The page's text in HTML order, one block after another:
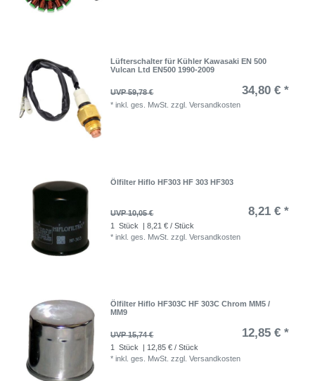
Lüfterschalter für Kühler Kawasaki EN 500
Vulcan Ltd EN500 1990-2009
UVP 59,78 € 34,80 € *
*inkl. ges. MwSt. zzgl.Versandkosten
Ölfilter Hiflo HF303 HF 303 HF303
UVP 10,05 € 8,21 € *
1 Stück
| 8,21 € / Stück
*inkl. ges. MwSt. zzgl.Versandkosten
Ölfilter Hiflo HF303C HF 303C Chrom MM5 /
MM9
UVP 15,74 € 12,85 € *
1 Stück
| 12,85 € / Stück
*inkl. ges. MwSt. zzgl.Versandkosten